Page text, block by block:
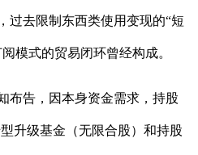
过去限制东西类使用变现的“短
模式的贸易闭环曾经构成。
告，因本身资金需求，持股
升级基金（无限合股）和持股